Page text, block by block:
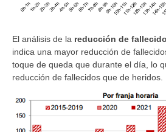
El análisis de la reducción de
indica una mayor reducción de
toque de queda que durante el día, lo
reducción de fallecidos que de heridos.